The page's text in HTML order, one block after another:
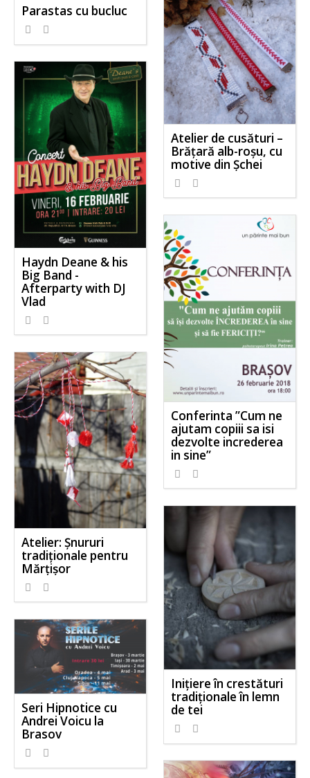
Parastas cu bucluc
Atelier de cusături –
Brățară alb-roșu, cu
motive din Șchei
Haydn Deane & his
Big Band -
Afterparty with DJ
Vlad
Conferinta ”Cum ne
ajutam copiii sa isi
dezvolte increderea
in sine”
Atelier: Șnururi
tradiționale pentru
Mărțișor
Inițiere în crestături
tradiționale în lemn
de tei
Seri Hipnotice cu
Andrei Voicu la
Brasov